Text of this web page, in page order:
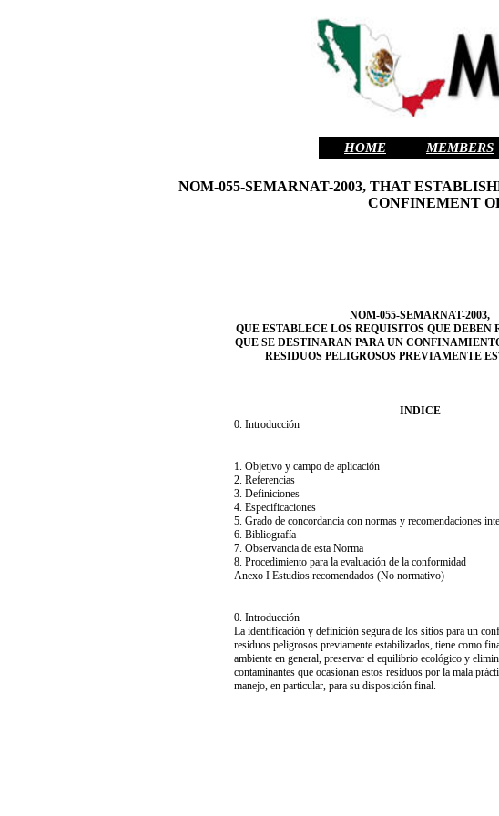
HOME MEMBERS
NOM-055-SEMARNAT-2003, THAT
CONFINEMENT
NOM-055-SEMARNAT-2003,
QUE ESTABLECE LOS REQUISITOS QUE DEBEN
QUE SE DESTINARAN PARA UN
RESIDUOS PELIGROSOS PREVIAMENTE
INDICE
0. Introducción
1. Objetivo y campo de aplicación
2. Referencias
3. Definiciones
4. Especificaciones
5. Grado de concordancia con normas y recomendaciones
6. Bibliografía
7. Observancia de esta Norma
8. Procedimiento para la evaluación de la conformidad
Anexo I Estudios recomendados (No normativo)
0. Introducción
La identificación y definición segura de los sitios para un
residuos peligrosos previamente estabilizados, tiene como
ambiente en general, preservar el equilibrio ecológico y
contaminantes que ocasionan estos residuos por la mala
manejo, en particular, para su disposición final.